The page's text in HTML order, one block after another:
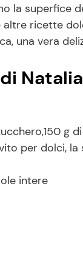
la superfice
ricette
una vera
g
per dolci,
intere